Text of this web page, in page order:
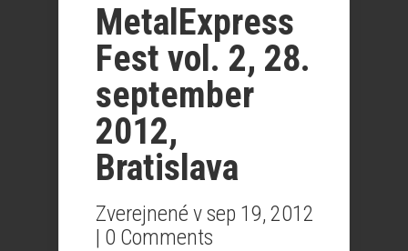
MetalExpress
Fest vol. 2, 28.
september
2012,
Bratislava
Zverejnené v sep 19, 2012
| 0 Comments